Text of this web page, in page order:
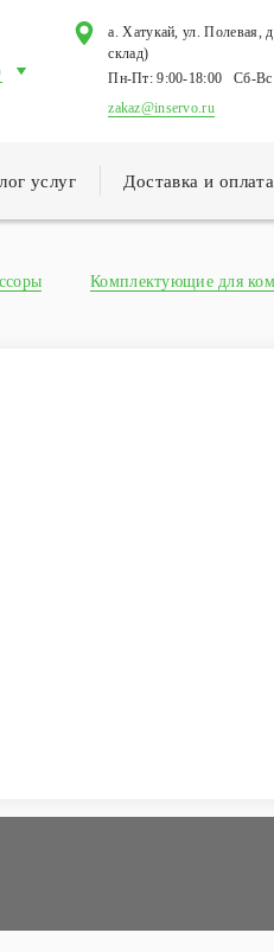
а. Хатукай, ул. Полевая,
склад)
Пн-Пт: 9:00-18:00 Сб-
zakaz@inservo.ru
услуг Доставка и оплата
Комплектующие для